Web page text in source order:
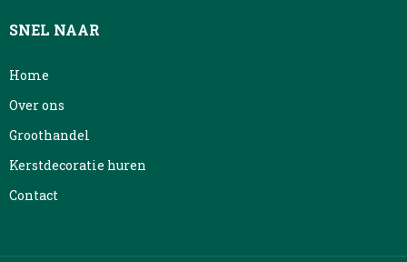
SNEL NAAR
Home
Over ons
Groothandel
Kerstdecoratie huren
Contact